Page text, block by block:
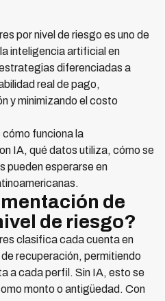
por nivel de riesgo es uno de
inteligencia artificial en
diferenciadas a
real de pago,
y minimizando el costo
funciona la
IA, qué datos utiliza, cómo se
pueden esperarse en
de
de riesgo?
clasifica cada cuenta en
recuperación, permitiendo
a cada perfil. Sin IA, esto se
monto o antigüedad. Con